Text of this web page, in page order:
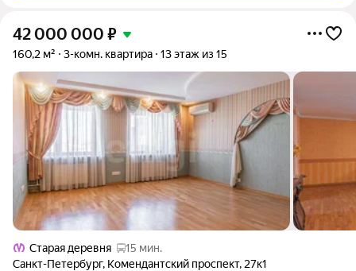
42 000 000 ₽
160,2 м² 3-комн. квартира 13 этаж из 15
Старая деревня
15 мин.
Санкт-Петербург, Комендантский проспект, 27к1